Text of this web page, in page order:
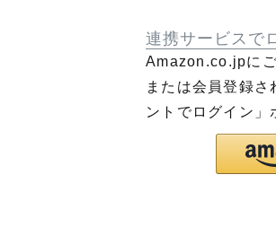
連携サービスで
Amazon.co.jpに
または会員登録
ントでログイン」